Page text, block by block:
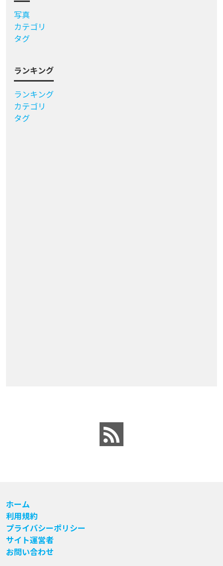
写真
カテゴリ
タグ
ランキング
ランキング
カテゴリ
タグ
ホーム
利用規約
プライバシーポリシー
サイト運営者
お問い合わせ